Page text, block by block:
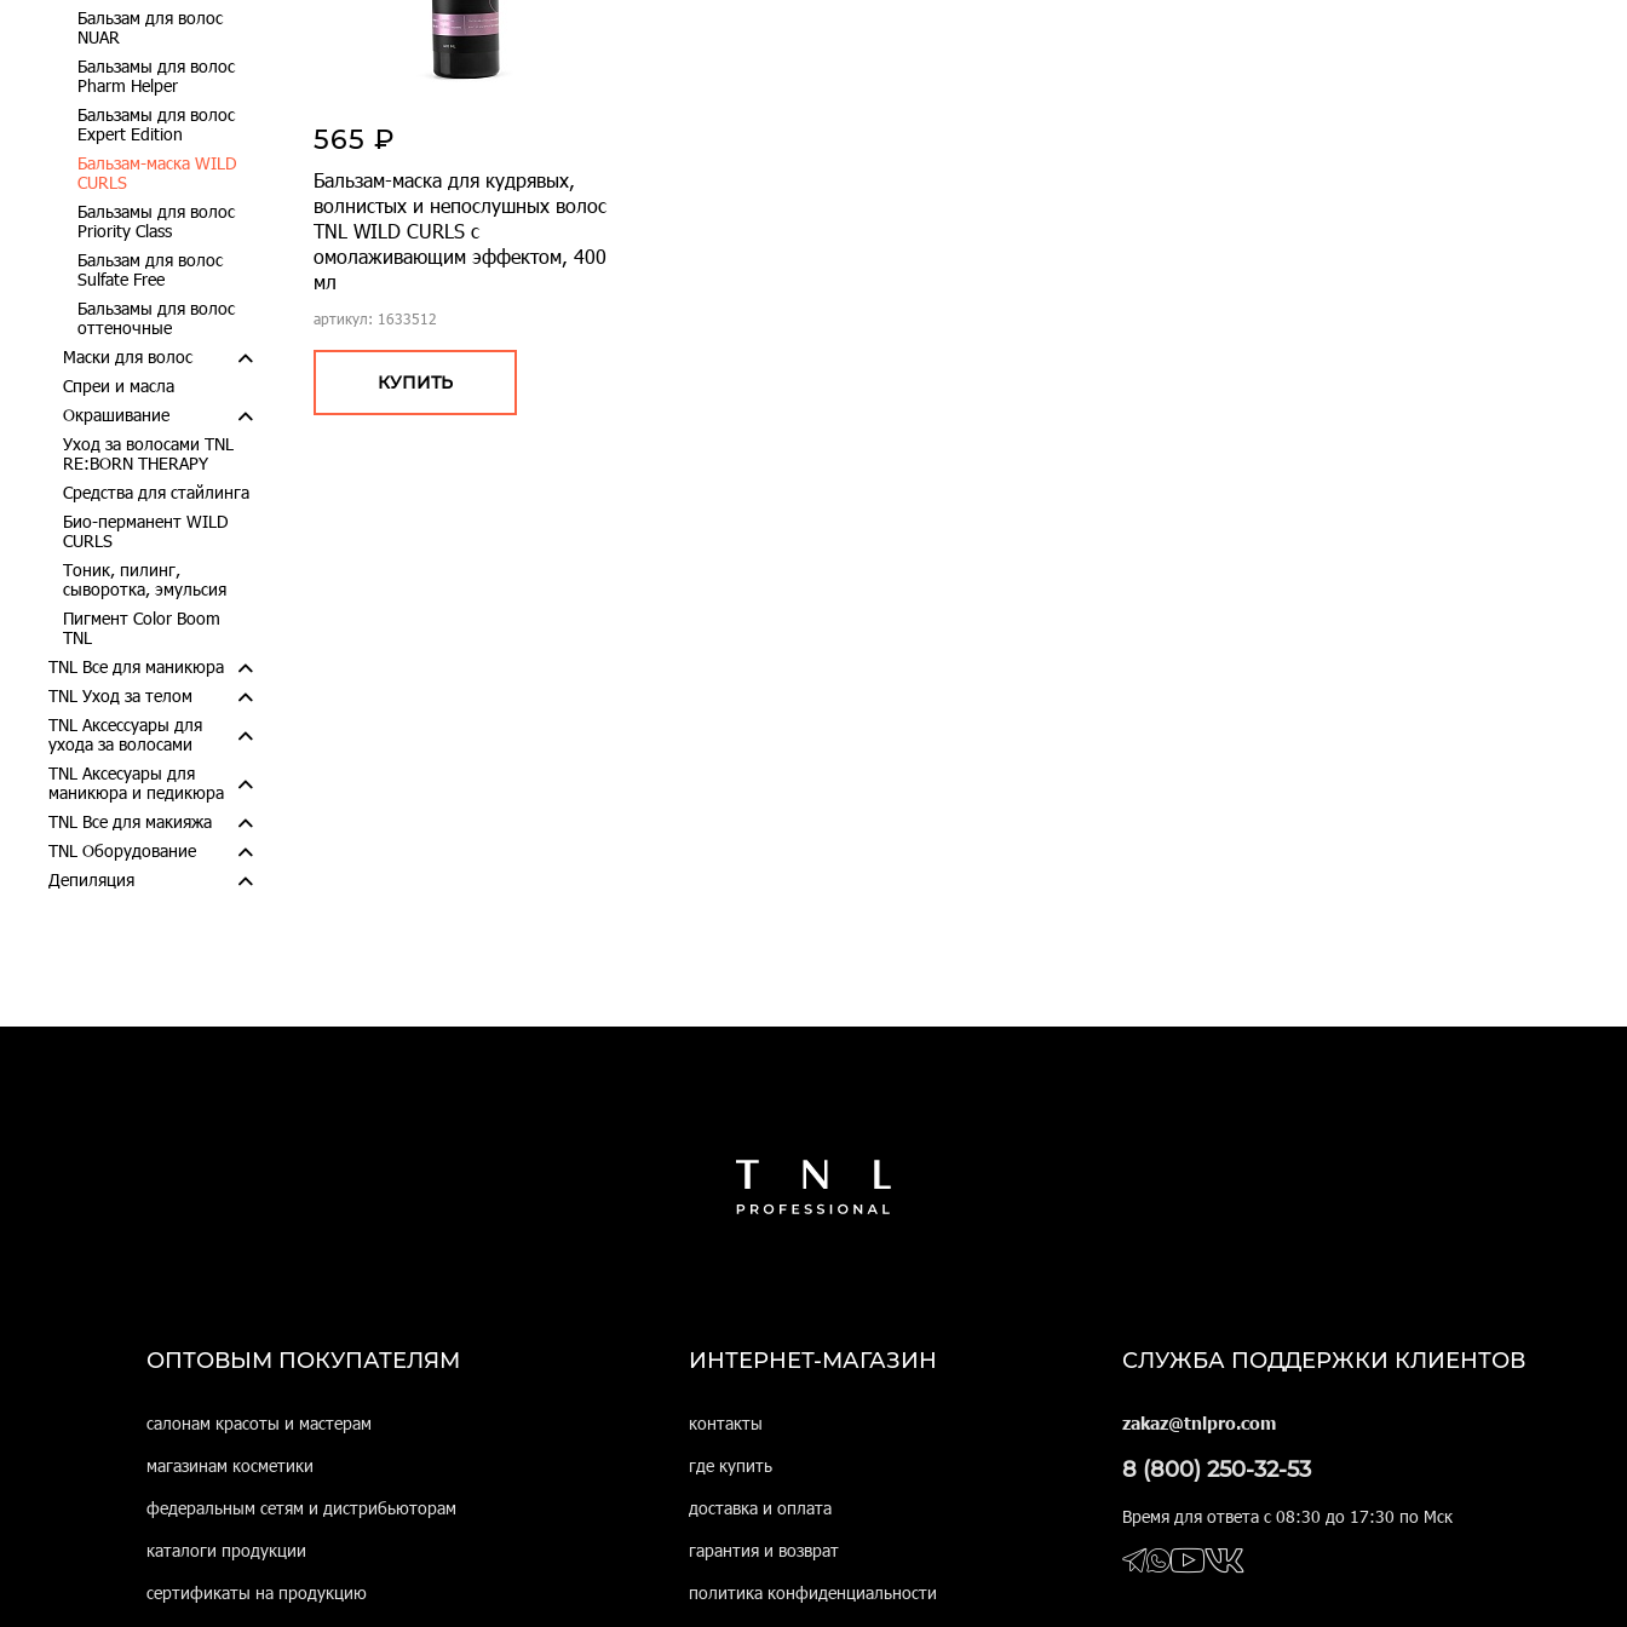
Бальзам для волос
NUAR
Бальзамы для волос
Pharm Helper
Бальзамы для волос
Expert Edition
Бальзам-маска WILD
CURLS
Бальзамы для волос
Priority Class
Бальзам для волос
Sulfate Free
Бальзамы для волос
оттеночные
Маски для волос
Спреи и масла
Окрашивание
Уход за волосами TNL
RE:BORN THERAPY
Средства для стайлинга
Био-перманент WILD
CURLS
Тоник, пилинг,
сыворотка, эмульсия
Пигмент Color Boom
TNL
TNL Все для маникюра
TNL Уход за телом
TNL Аксессуары для
ухода за волосами
TNL Аксесуары для
маникюра и педикюра
TNL Все для макияжа
TNL Оборудование
Депиляция
565 ₽
Бальзам-маска для кудрявых,
волнистых и непослушных волос
TNL WILD CURLS с
омолаживающим эффектом, 400
мл
артикул: 1633512
КУПИТЬ
ОПТОВЫМ ПОКУПАТЕЛЯМ
салонам красоты и мастерам
магазинам косметики
федеральным сетям и дистрибьюторам
каталоги продукции
сертификаты на продукцию
ИНТЕРНЕТ-МАГАЗИН
контакты
где купить
доставка и оплата
гарантия и возврат
политика конфиденциальности
СЛУЖБА ПОДДЕРЖКИ КЛИЕНТОВ
zakaz@tnlpro.com
8 (800) 250-32-53
Время для ответа с 08:30 до 17:30 по Мск